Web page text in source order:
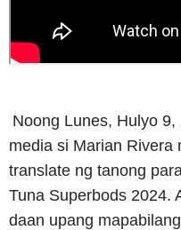
Noong Lunes, Hulyo
media si Marian Rivera
translate ng tanong
Tuna Superbods 2024.
daan upang